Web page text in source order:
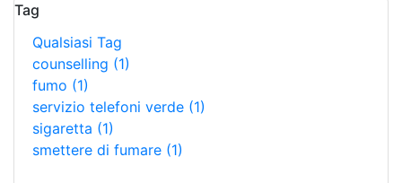
Tag
Qualsiasi Tag
counselling (1)
fumo (1)
servizio telefoni verde (1)
sigaretta (1)
smettere di fumare (1)